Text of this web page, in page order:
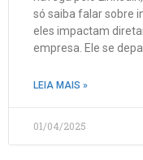
só saiba falar sobre
eles impactam
empresa. Ele se
LEIA MAIS »
01/04/2025